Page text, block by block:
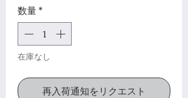
数量*
在庫なし
再入荷通知をリクエスト